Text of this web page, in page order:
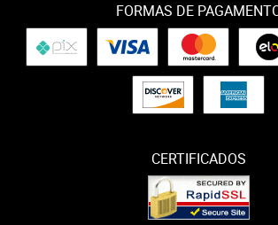
FORMAS DE
CERTIFICADOS